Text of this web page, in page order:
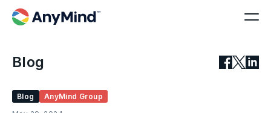
Blog
Blog
AnyMind Group